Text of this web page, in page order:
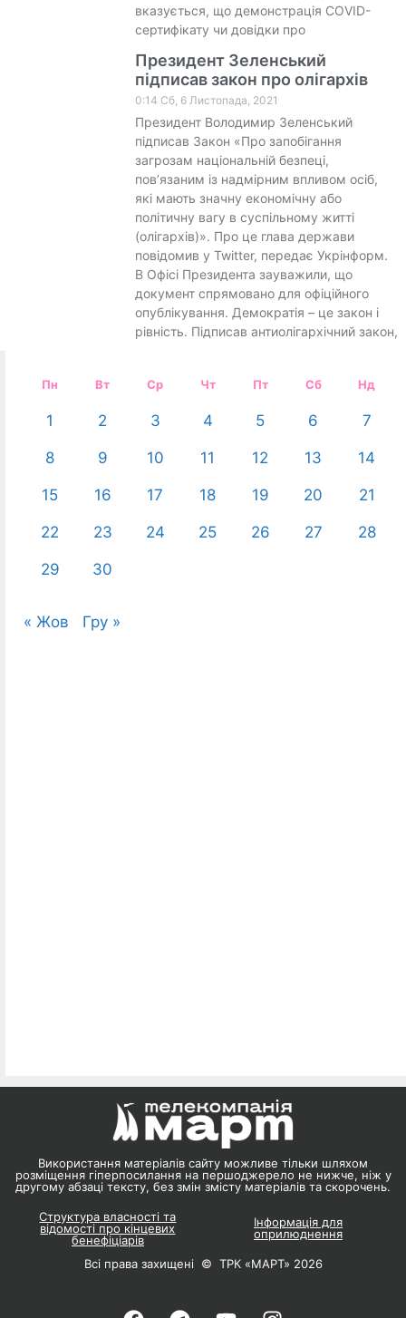
вказується, що демонстрація COVID-
сертифікату чи довідки про
Президент Зеленський
підписав закон про олігархів
0:14 Сб, 6 Листопада, 2021
Президент Володимир Зеленський
підписав Закон «Про запобігання
загрозам національній безпеці,
пов’язаним із надмірним впливом осіб,
які мають значну економічну або
політичну вагу в суспільному житті
(олігархів)». Про це глава держави
повідомив у Twitter, передає Укрінформ.
В Офісі Президента зауважили, що
документ спрямовано для офіційного
опублікування. Демократія – це закон і
рівність. Підписав антиолігархічний закон,
Пн Вт Ср Чт Пт Сб Нд
1 2 3 4 5 6 7
8 9 10 11 12 13 14
15 16 17 18 19 20 21
22 23 24 25 26 27 28
29 30
« Жов Гру »
Використання матеріалів сайту можливе тільки шляхом
розміщення гіперпосилання на першоджерело не нижче, ніж у
другому абзаці тексту, без змін змісту матеріалів та скорочень.
Структура власності та
відомості про кінцевих
бенефіціарів
Інформація для
оприлюднення
Всі права захищені © ТРК «МАРТ» 2026